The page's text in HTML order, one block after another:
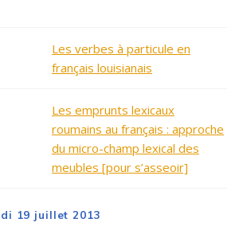
Les verbes à particule en
français louisianais
Les emprunts lexicaux
roumains au français : approche
du micro-champ lexical des
meubles [pour s’asseoir]
19 juillet 2013